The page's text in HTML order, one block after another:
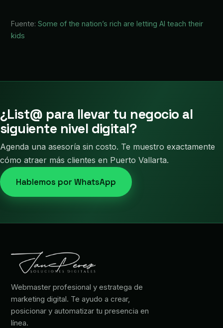
Fuente: Some of the nation’s rich are letting AI teach their
kids
¿List@ para llevar tu negocio al
siguiente nivel digital?
Agenda una asesoría sin costo. Te muestro exactamente
cómo atraer más clientes en Puerto Vallarta.
Hablemos por WhatsApp
Webmaster profesional y estratega de
marketing digital. Te ayudo a crear,
posicionar y automatizar tu presencia en
línea.